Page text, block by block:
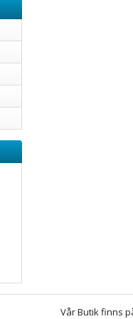
Vår Butik finns